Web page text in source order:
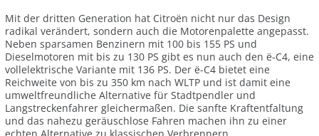
Mit der dritten Generation hat Citroën nicht nur das Design
radikal verändert, sondern auch die Motorenpalette angepasst.
Neben sparsamen Benzinern mit 100 bis 155 PS und
Dieselmotoren mit bis zu 130 PS gibt es nun auch den ë-C4, eine
vollelektrische Variante mit 136 PS. Der ë-C4 bietet eine
Reichweite von bis zu 350 km nach WLTP und ist damit eine
umweltfreundliche Alternative für Stadtpendler und
Langstreckenfahrer gleichermaßen. Die sanfte Kraftentfaltung
und das nahezu geräuschlose Fahren machen ihn zu einer
echten Alternative zu klassischen Verbrennern.